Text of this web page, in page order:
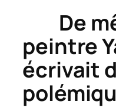
De
peintre
écrivait